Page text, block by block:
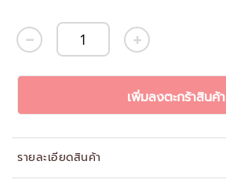
เพิ่มลงตะกร้าสินค้า
รายละเอียดสินค้า